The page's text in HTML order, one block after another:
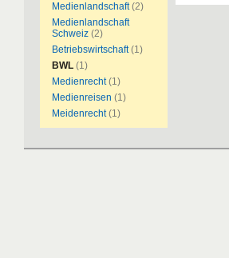
Medienlandschaft (2)
Medienlandschaft
Schweiz (2)
Betriebswirtschaft (1)
BWL (1)
Medienrecht (1)
Medienreisen (1)
Meidenrecht (1)